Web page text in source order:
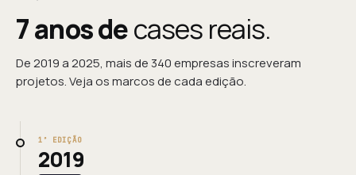
7 anos decases reais.
De 2019 a 2025, mais de 340 empresas inscreveram
projetos. Veja os marcos de cada edição.
1ª EDIÇÃO
2019